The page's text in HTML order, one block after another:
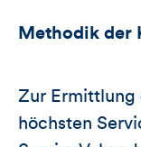
Methodik der
Zur Ermittlung
höchsten